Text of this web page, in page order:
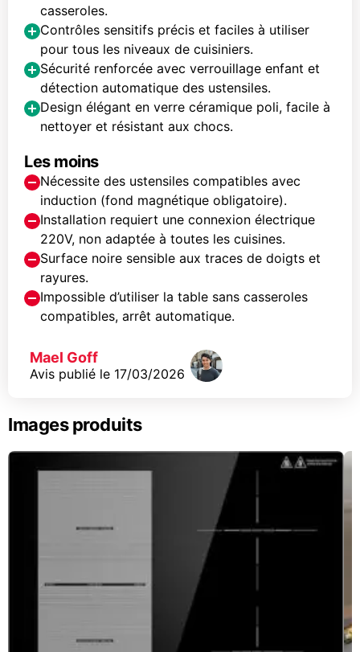
casseroles.
Contrôles sensitifs précis et faciles à utiliser
pour tous les niveaux de cuisiniers.
Sécurité renforcée avec verrouillage enfant et
détection automatique des ustensiles.
Design élégant en verre céramique poli, facile à
nettoyer et résistant aux chocs.
Les moins
Nécessite des ustensiles compatibles avec
induction (fond magnétique obligatoire).
Installation requiert une connexion électrique
220V, non adaptée à toutes les cuisines.
Surface noire sensible aux traces de doigts et
rayures.
Impossible d’utiliser la table sans casseroles
compatibles, arrêt automatique.
Mael Goff
Avis publié le 17/03/2026
Images produits